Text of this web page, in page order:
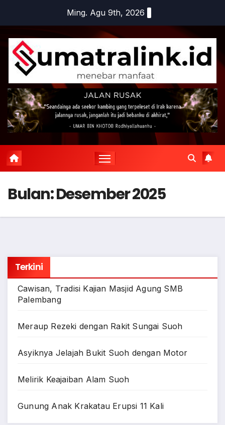
content
Ming. Agu 9th, 2026
Bulan:Desember 2025
Terkini
Cawisan, Tradisi Kajian Masjid Agung SMB
Palembang
Meraup Rezeki dengan Rakit Sungai Suoh
Asyiknya Jelajah Bukit Suoh dengan Motor
Melirik Keajaiban Alam Suoh
Gunung Anak Krakatau Erupsi 11 Kali